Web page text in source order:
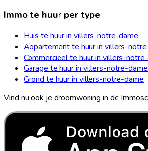
Immo te huur per type
Huis te huur in villers-notre-dame
Appartement te huur in villers-
Commercieel te huur in villers-
Garage te huur in villers-notre-dame
Grond te huur in villers-notre-dame
Vind nu ook je droomwoning in de